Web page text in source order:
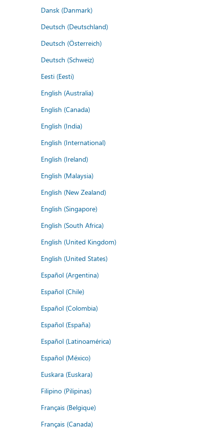
Dansk (Danmark)
Deutsch (Deutschland)
Deutsch (Österreich)
Deutsch (Schweiz)
Eesti (Eesti)
English (Australia)
English (Canada)
English (India)
English (International)
English (Ireland)
English (Malaysia)
English (New Zealand)
English (Singapore)
English (South Africa)
English (United Kingdom)
English (United States)
Español (Argentina)
Español (Chile)
Español (Colombia)
Español (España)
Español (Latinoamérica)
Español (México)
Euskara (Euskara)
Filipino (Pilipinas)
Français (Belgique)
Français (Canada)